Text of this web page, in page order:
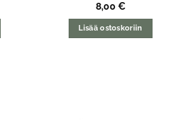
8,00 €
Lisää ostoskoriin